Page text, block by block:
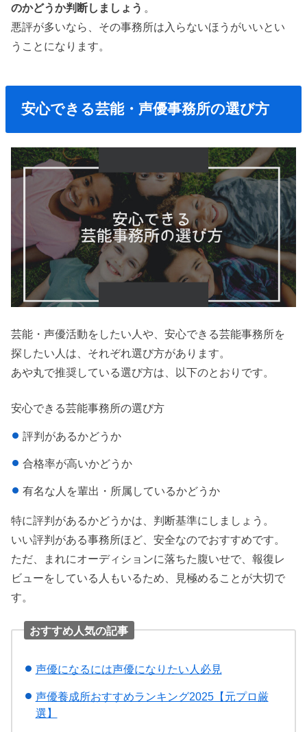
のかどうか判断しましょう 。
悪評が多いなら、その事務所は入らないほうがいいとい
うことになります。
安心できる芸能・声優事務所の選び方
芸能・声優活動をしたい人や、安心できる芸能事務所を
探したい人は、それぞれ選び方があります。
あや丸で推奨している選び方は、以下のとおりです。
安心できる芸能事務所の選び方
評判があるかどうか
合格率が高いかどうか
有名な人を輩出・所属しているかどうか
特に評判があるかどうかは、判断基準にしましょう。
いい評判がある事務所ほど、安全なのでおすすめです。
ただ、まれにオーディションに落ちた腹いせで、報復レ
ビューをしている人もいるため、見極めることが大切で
す。
おすすめ人気の記事
声優になるには声優になりたい人必見
声優養成所おすすめランキング2025【元プロ厳
選】